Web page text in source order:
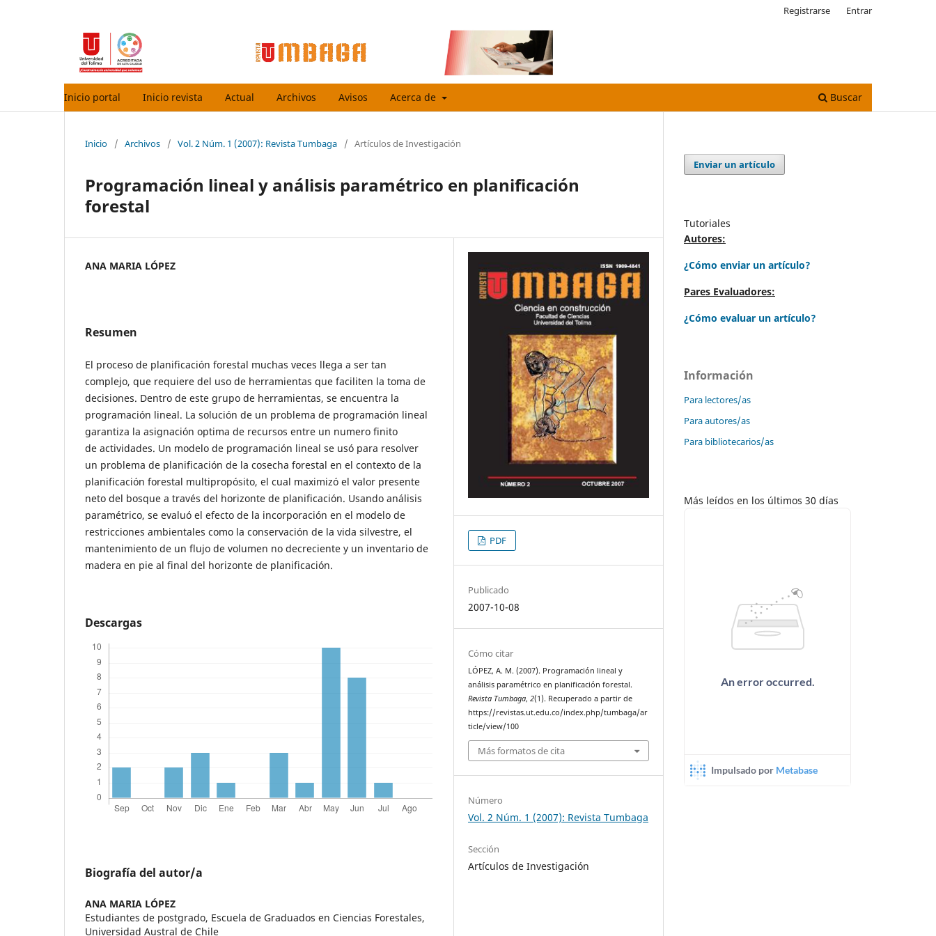
Inicio portal Inicio revista Actual Archivos Avisos Acerca de Buscar
Registrarse Entrar
Inicio / Archivos / Vol. 2 Núm. 1 (2007): Revista Tumbaga / Artículos de Investigación
Programación lineal y análisis paramétrico en planificación
forestal
ANA MARIA LÓPEZ
Resumen
El proceso de planificación forestal muchas veces llega a ser tan
complejo, que requiere del uso de herramientas que faciliten la toma de
decisiones. Dentro de este grupo de herramientas, se encuentra la
programación lineal. La solución de un problema de programación lineal
garantiza la asignación optima de recursos entre un numero finito
de actividades. Un modelo de programación lineal se usó para resolver
un problema de planificación de la cosecha forestal en el contexto de la
planificación forestal multipropósito, el cual maximizó el valor presente
neto del bosque a través del horizonte de planificación. Usando análisis
paramétrico, se evaluó el efecto de la incorporación en el modelo de
restricciones ambientales como la conservación de la vida silvestre, el
mantenimiento de un flujo de volumen no decreciente y un inventario de
madera en pie al final del horizonte de planificación.
Descargas
Biografía del autor/a
ANA MARIA LÓPEZ
Estudiantes de postgrado, Escuela de Graduados en Ciencias Forestales,
Universidad Austral de Chile
PDF
Publicado
2007-10-08
Cómo citar
LÓPEZ, A. M. (2007). Programación lineal y
análisis paramétrico en planificación forestal.
Revista Tumbaga,2(1). Recuperado a partir de
https://revistas.ut.edu.co/index.php/tumbaga/ar
ticle/view/100
Más formatos de cita
Número
Vol. 2 Núm. 1 (2007): Revista Tumbaga
Sección
Artículos de Investigación
Enviar un artículo
Tutoriales
Autores:
¿Cómo enviar un artículo?
Pares Evaluadores:
¿Cómo evaluar un artículo?
Información
Para lectores/as
Para autores/as
Para bibliotecarios/as
Más leídos en los últimos 30 días